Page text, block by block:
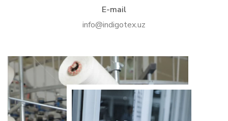
E-mail
info@indigotex.uz